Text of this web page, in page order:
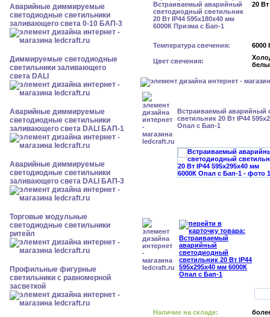
Аварийные диммируемые
светодиодные светильники
заливающего света 0-10 БАП-3
Диммируемые светодиодные
светильники заливающего
света DALI
Аварийные диммируемые
светодиодные светильники
заливающего света DALI БАП-1
Аварийные диммируемые
светодиодные светильники
заливающего света DALI БАП-3
Торговые модульные
светодиодные светильники
ритейл
Профильные фигурные
светильники с равномерной
засветкой
20 Вт
Температура свечения: 6000
Цвет свечения:
Встраиваемый аварийный
светильник 20 Вт IP44
Опал с Бап-1
Наличие на складе: